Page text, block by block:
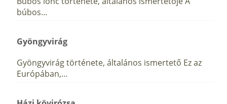
búbos…
Gyöngyvirág
Gyöngyvirág története, általános ismertető Ez az
Európában,…